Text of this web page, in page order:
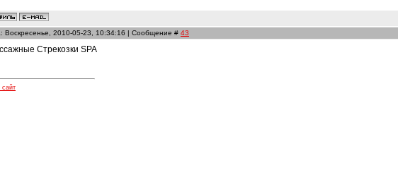
Воскресенье, 2010-05-23, 10:34:16 | Сообщение # 43
Стрекозки SPA